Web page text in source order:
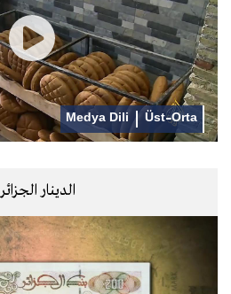
Medya Dili Üst-Orta
الدينار